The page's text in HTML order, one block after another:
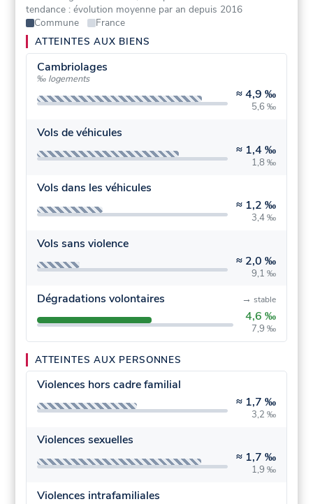
tendance : évolution moyenne par an depuis 2016
Commune
France
ATTEINTES AUX BIENS
Cambriolages
‰ logements
≈4,9 ‰
5,6 ‰
Vols de véhicules
≈ 1,4 ‰
1,8 ‰
Vols dans les véhicules
≈ 1,2 ‰
3,4 ‰
Vols sans violence
≈ 2,0 ‰
9,1 ‰
Dégradations volontaires
4,6 ‰
7,9 ‰
→ stable
ATTEINTES AUX PERSONNES
Violences hors cadre familial
≈ 1,7 ‰
3,2 ‰
Violences sexuelles
≈ 1,7 ‰
1,9 ‰
Violences intrafamiliales